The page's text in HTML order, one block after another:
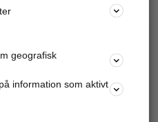
företaget
och annonsera mot
nära dig.
geografisk
information som aktivt